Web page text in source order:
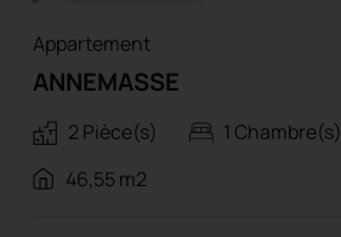
Appartement
ANNEMASSE
2 Pièce(s)
1 Chambre(s)
46,55 m2